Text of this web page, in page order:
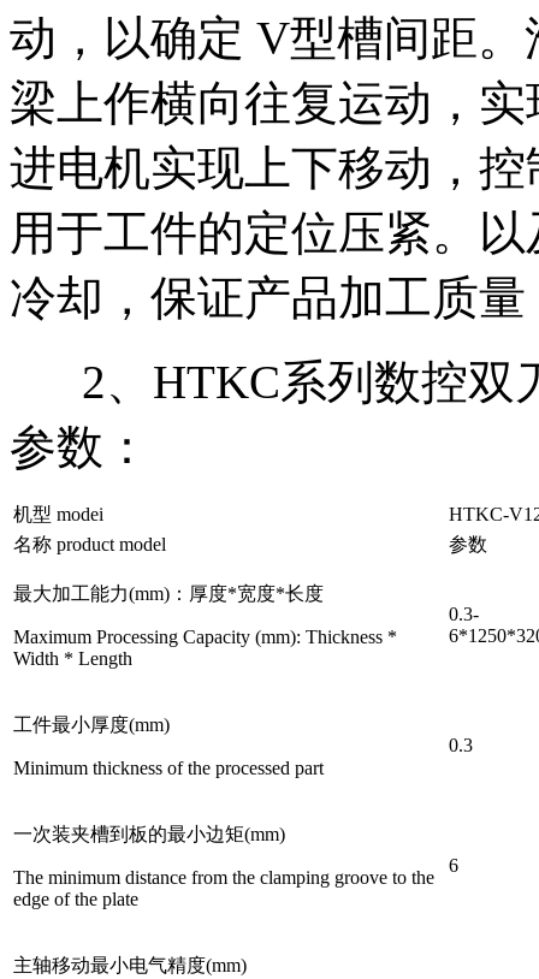
动，以确定 V型槽间距
梁上作横向往复运动，
进电机实现上下移动，
用于工件的定位压紧。
冷却，保证产品加工质
2、HTKC系列数控双
参数：
机型 modei
HTKC-
名称 product model
参数
最大加工能力(mm)：厚度*宽度*长度
Maximum Processing Capacity (mm): Thickness *
Width * Length
0.3-
工件最小厚度(mm)
Minimum thickness of the processed part
0.3
一次装夹槽到板的最小边矩(mm)
The minimum distance from the clamping groove to the
edge of the plate
6
主轴移动最小电气精度(mm)